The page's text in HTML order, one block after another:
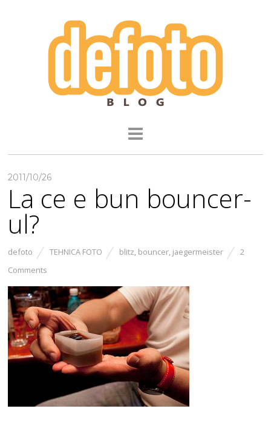
2011/10/26
La ce e bun bouncer-
ul?
defoto TEHNICA FOTO blitz, bouncer, jaegermeister
2
Comments